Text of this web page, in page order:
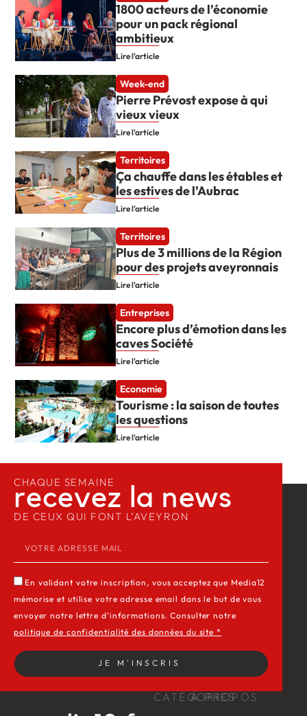
1800 acteurs de l’économie
pour un pack régional
ambitieux
Lire l'article
Week-end
Pierre Prévost expose à qui
vieux vieux
Lire l'article
Territoires
Ça chauffe dans les étables et
les estives de l’Aubrac
Lire l'article
Territoires
Plus de 3 millions de la Région
pour des projets aveyronnais
Lire l'article
Entreprises
Encore plus d’émotion dans les
caves Société
Lire l'article
Economie
Tourisme : la saison de toutes
les questions
Lire l'article
CATÉGORIES
À PROPOS
CHAQUE SEMAINE
recevez la news​
DE CEUX QUI FONT L’AVEYRON
En validant votre inscription, vous acceptez que Media12
mémorise et utilise votre adresse email dans le but de vous
envoyer notre lettre d’informations. Consulter notre
politique de confidentialité des données du site *
JE M'INSCRIS